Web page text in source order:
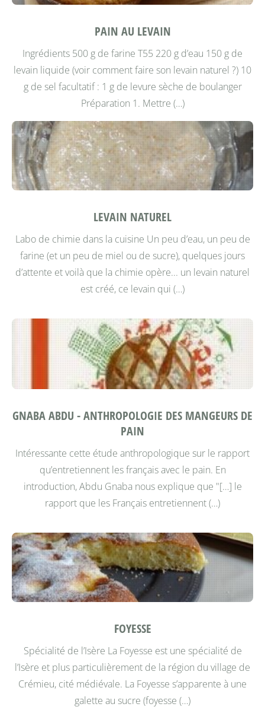
PAIN AU LEVAIN
Ingrédients 500 g de farine T55 220 g d’eau 150 g de
levain liquide (voir comment faire son levain naturel ?) 10
g de sel facultatif : 1 g de levure sèche de boulanger
Préparation 1. Mettre (…)
LEVAIN NATUREL
Labo de chimie dans la cuisine Un peu d’eau, un peu de
farine (et un peu de miel ou de sucre), quelques jours
d’attente et voilà que la chimie opère... un levain naturel
est créé, ce levain qui (…)
GNABA ABDU - ANTHROPOLOGIE DES MANGEURS DE
PAIN
Intéressante cette étude anthropologique sur le rapport
qu’entretiennent les français avec le pain. En
introduction, Abdu Gnaba nous explique que "[…] le
rapport que les Français entretiennent (…)
FOYESSE
Spécialité de l’Isère La Foyesse est une spécialité de
l’Isère et plus particulièrement de la région du village de
Crémieu, cité médiévale. La Foyesse s’apparente à une
galette au sucre (foyesse (…)